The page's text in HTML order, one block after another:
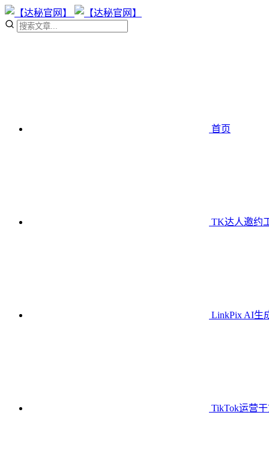
首页
TK达人邀约
LinkPix AI生
TikTok运营